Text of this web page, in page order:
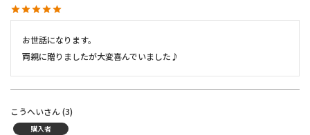
お世話になります。
両親に贈りましたが大変喜んでいました♪
こうへい 3
購入者